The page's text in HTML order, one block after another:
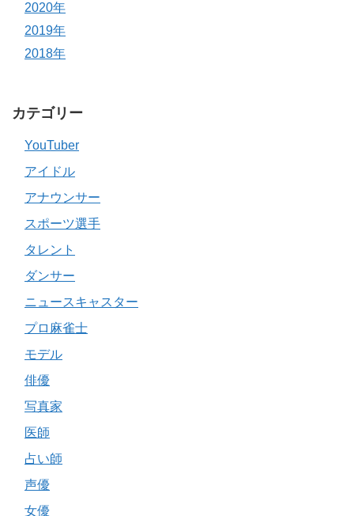
2020年
2019年
2018年
カテゴリー
YouTuber
アイドル
アナウンサー
スポーツ選手
タレント
ダンサー
ニュースキャスター
プロ麻雀士
モデル
俳優
写真家
医師
占い師
声優
女優